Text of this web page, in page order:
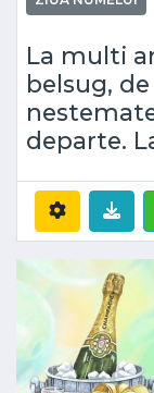
La multi
belsug,
departe.